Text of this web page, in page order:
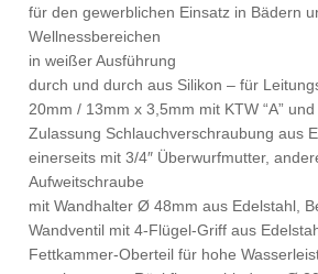
für den gewerblichen Einsatz in Bädern
Wellnessbereichen
in weißer Ausführung
durch und durch aus Silikon – für
20mm / 13mm x 3,5mm mit KTW “A”
Zulassung Schlauchverschraubung aus
einerseits mit 3/4″ Überwurfmutter,
Aufweitschraube
mit Wandhalter Ø 48mm aus Edelstahl,
Wandventil mit 4-Flügel-Griff aus
Fettkammer-Oberteil für hohe